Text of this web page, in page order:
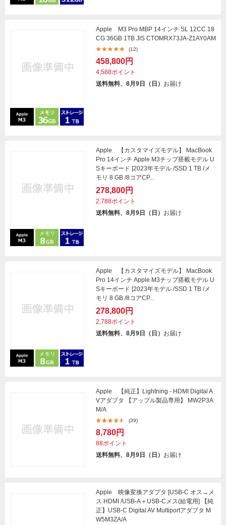
Apple M3 Pro MBP 14インチ SL 12CC 18
CG 36GB 1TB JIS CTOMRX73JA-Z1AY0AM
(12)
458,800円
4,588ポイント
送料無料、8月9日（日） お届け
Apple 【カスタマイズモデル】 MacBook
Pro 14インチ Apple M3チップ搭載モデル U
Sキーボード [2023年モデル /SSD 1 TB /メ
モリ 8 GB /8コアCP...
278,800円
2,788ポイント
送料無料、8月9日（日） お届け
Apple 【カスタマイズモデル】 MacBook
Pro 14インチ Apple M3チップ搭載モデル U
Sキーボード [2023年モデル /SSD 1 TB /メ
モリ 8 GB /8コアCP...
278,800円
2,788ポイント
送料無料、8月9日（日） お届け
Apple 【純正】Lightning - HDMI Digital A
Vアダプタ 【アップル製品専用】 MW2P3A
M/A
(39)
8,780円
88ポイント
送料無料、8月9日（日） お届け
Apple 映像変換アダプタ [USB-C オス→メ
ス HDMI /USB-A＋USB-Cメス(給電用] 【純
正】USB-C Digital AV Multiportアダプタ M
W5M3ZA/A